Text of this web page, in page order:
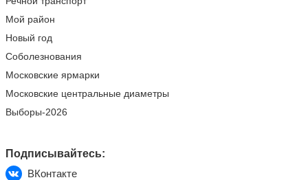
Мой район
Новый год
Соболезнования
Московские ярмарки
Московские центральные диаметры
Выборы-2026
Подписывайтесь:
ВКонтакте